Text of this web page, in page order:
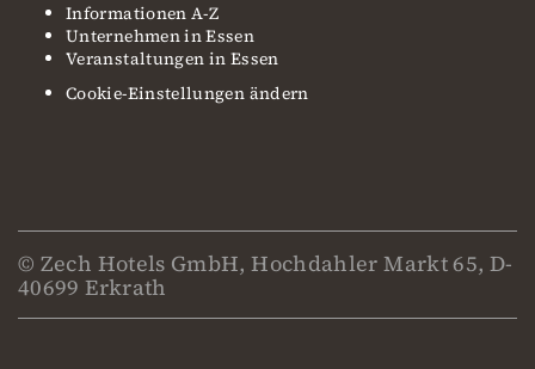
Informationen A-Z
Unternehmen in Essen
Veranstaltungen in Essen
Cookie-Einstellungen ändern
© Zech Hotels GmbH, Hochdahler Markt 65, D-
40699 Erkrath